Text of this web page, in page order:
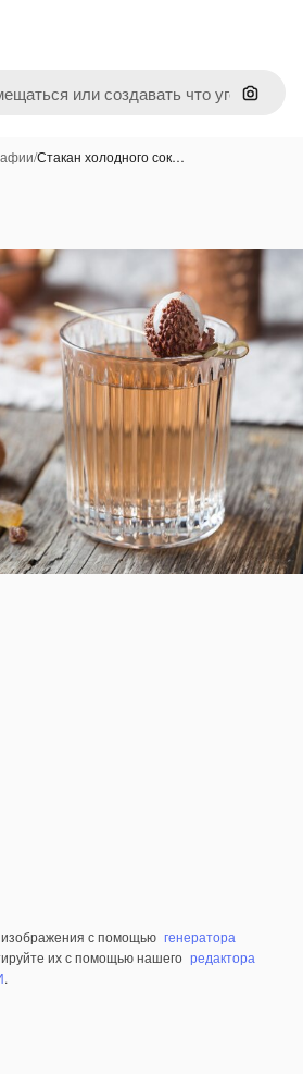
Поиск
/Стакан холодного сок…
с помощью генератора
их с помощью нашего редактора
.